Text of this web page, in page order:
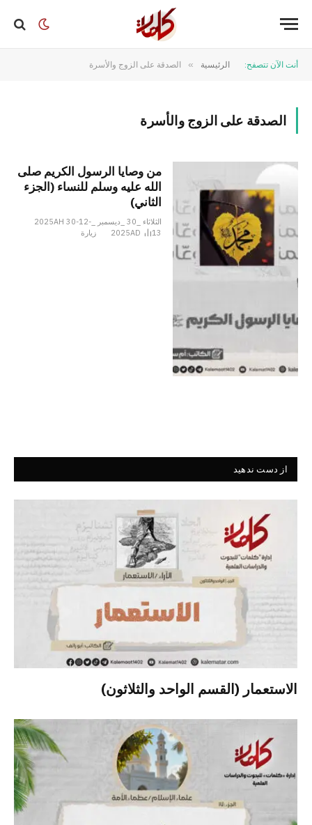
أنت الآن تتصفح: الرئيسية » الصدقة على الزوج والأسرة
الصدقة على الزوج والأسرة
من وصايا الرسول الكريم صلى
الله عليه وسلم للنساء (الجزء
الثاني)
الثلاثاء _30 _ديسمبر _2025AH 30-12-
2025AD
13 زيارة
از دست ندهید
الاستعمار (القسم الواحد والثلاثون)